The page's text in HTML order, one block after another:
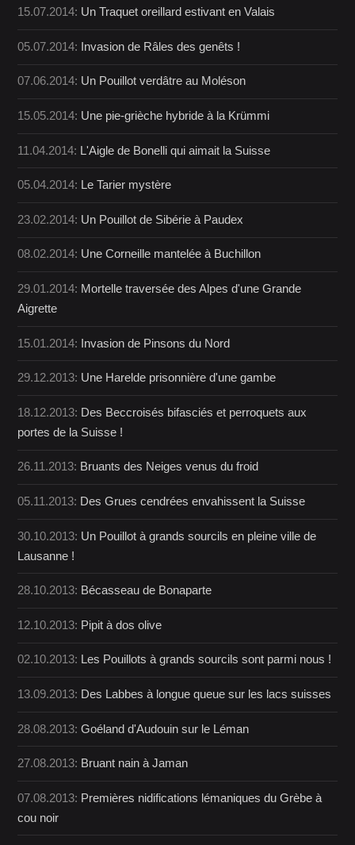
15.07.2014: Un Traquet oreillard estivant en Valais
05.07.2014: Invasion de Râles des genêts !
07.06.2014: Un Pouillot verdâtre au Moléson
15.05.2014: Une pie-grièche hybride à la Krümmi
11.04.2014: L'Aigle de Bonelli qui aimait la Suisse
05.04.2014: Le Tarier mystère
23.02.2014: Un Pouillot de Sibérie à Paudex
08.02.2014: Une Corneille mantelée à Buchillon
29.01.2014: Mortelle traversée des Alpes d'une Grande
Aigrette
15.01.2014: Invasion de Pinsons du Nord
29.12.2013: Une Harelde prisonnière d'une gambe
18.12.2013: Des Beccroisés bifasciés et perroquets aux
portes de la Suisse !
26.11.2013: Bruants des Neiges venus du froid
05.11.2013: Des Grues cendrées envahissent la Suisse
30.10.2013: Un Pouillot à grands sourcils en pleine ville de
Lausanne !
28.10.2013: Bécasseau de Bonaparte
12.10.2013: Pipit à dos olive
02.10.2013: Les Pouillots à grands sourcils sont parmi nous !
13.09.2013: Des Labbes à longue queue sur les lacs suisses
28.08.2013:Goéland d'Audouin sur le Léman
27.08.2013: Bruant nain à Jaman
07.08.2013: Premières nidifications lémaniques du Grèbe à
cou noir